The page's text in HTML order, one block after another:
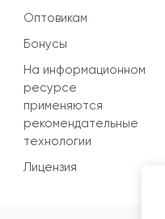
Оптовикам
Бонусы
На информационном
ресурсе
применяются
рекомендательные
технологии
Лицензия